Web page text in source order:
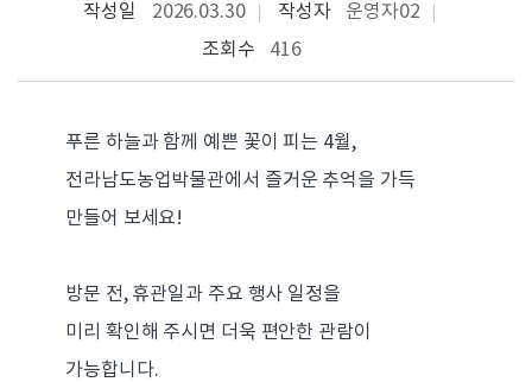
작성일 2026.03.30 작성자
운영자02
조회수
416
푸른 하늘과 함께 예쁜 꽃이 피는 4월,
전라남도농업박물관에서 즐거운 추억을 가득
만들어 보세요!
방문 전, 휴관일과 주요 행사 일정을
미리 확인해 주시면 더욱 편안한 관람이
가능합니다.